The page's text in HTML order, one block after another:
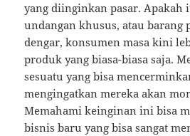
yang diinginkan pasar. Apakah
undangan khusus, atau barang
dengar, konsumen masa kini
produk yang biasa-biasa saja.
sesuatu yang bisa
mengingatkan mereka akan
Memahami keinginan ini bisa
bisnis baru yang bisa sangat